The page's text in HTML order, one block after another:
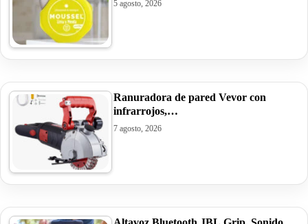
5 agosto, 2026
Ranuradora de pared Vevor con
infrarrojos,…
7 agosto, 2026